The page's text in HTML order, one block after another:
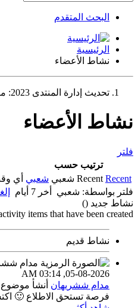
البحث المتقدم
الرئيسية
نشاط الأعضاء
تحديث إدارة المنتدى 2023: منتدى زراعة نت مفتوح حاليا للقراءة فقط، ولا يقبل مشاركات جديدة. يمكنكم استخدام الشريط الظاهر أعلاه للبحث في كافة مواضيع المدوّنة والمنتدى.
نشاط الأعضاء
فلتر
ترتيب حسب
Recent Recent شعبي شعبي أي
فلتر بواسطة: شعبي أخر 7 أيام
نشاط جديد ()
items that have been created.
نشاط قديم
05-08-2026,
03:14 AM
مدام ششريهان أنشأ موضوع
فرصة تستحق الاطلاع 🙂